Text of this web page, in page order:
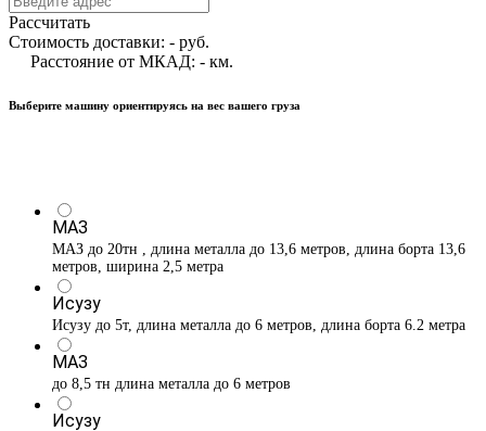
Рассчитать
Стоимость доставки: - руб.
Расстояние от МКАД: - км.
Выберите машину ориентируясь на вес вашего груза
МАЗ
МАЗ до 20тн , длина металла до 13,6 метров, длина борта 13,6
метров, ширина 2,5 метра
Исузу
Исузу до 5т, длина металла до 6 метров, длина борта 6.2 метра
МАЗ
до 8,5 тн длина металла до 6 метров
Исузу